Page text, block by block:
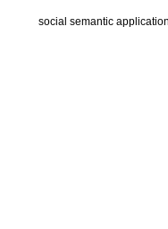
social semantic